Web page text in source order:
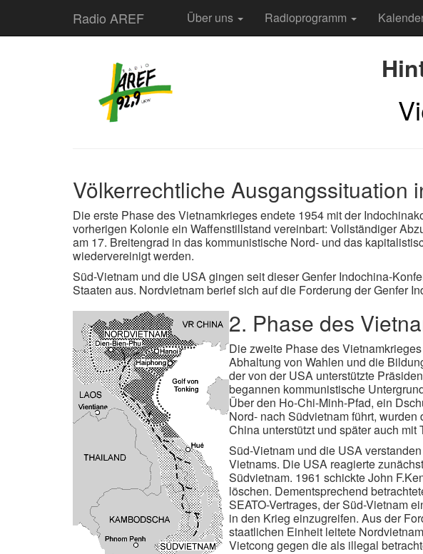
Radio AREF Über uns Radioprogramm
Völkerrechtliche Ausgangssituation
Die erste Phase des Vietnamkrieges endete 1954 mit der
vorherigen Kolonie ein Waffenstillstand vereinbart: Vollständiger
am 17. Breitengrad in das kommunistische Nord- und das
wiedervereinigt werden.
Süd-Vietnam und die USA gingen seit dieser Genfer Indochina-
Staaten aus. Nordvietnam berief sich auf die Forderung der Genfer
2. Phase des
Die zweite Phase des
Abhaltung von Wahlen und die
der von der USA unterstützte
begannen kommunistische
Über den Ho-Chi-Minh-Pfad, ein
Nord- nach Südvietnam führt,
China unterstützt und später auch mit
Süd-Vietnam und die USA
Vietnams. Die USA reagierte
Südvietnam. 1961 schickte John
löschen. Dementsprechend
SEATO-Vertrages, der Süd-Vietnam
in den Krieg einzugreifen. Aus der
staatlichen Einheit leitete
Vietcong gegen die als illegal